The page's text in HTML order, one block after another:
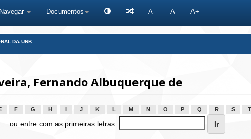
Navegar Documentos A- A A+
DA UNB
Fernando Albuquerque de
F G H J K L M N O P Q R S T
ou entre com as primeiras letras: